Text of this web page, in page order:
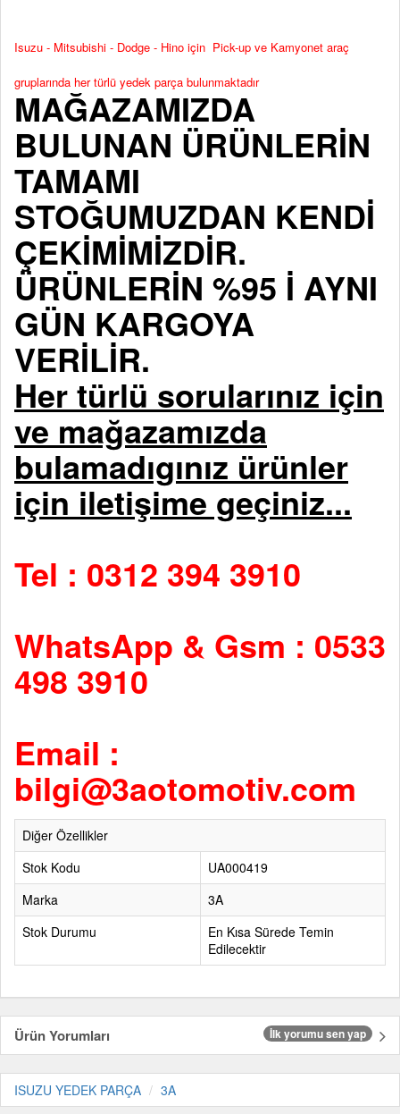
Isuzu - Mitsubishi - Dodge - Hino için Pick-up ve Kamyonet araç
gruplarında her türlü yedek parça bulunmaktadır
MAĞAZAMIZDA
BULUNAN ÜRÜNLERİN
TAMAMI
STOĞUMUZDAN KENDİ
ÇEKİMİMİZDİR.
ÜRÜNLERİN %95 İ AYNI
GÜN KARGOYA
VERİLİR.
Her türlü sorularınız için
ve mağazamızda
bulamadıgınız ürünler
için iletişime geçiniz...
Tel : 0312 394 3910
WhatsApp & Gsm : 0533
498 3910
Email :
bilgi@3aotomotiv.com
Diğer Özellikler
Stok Kodu
UA000419
Marka
3A
Stok Durumu
En Kısa Sürede Temin
Edilecektir
Ürün Yorumları İlk yorumu sen yap
ISUZU YEDEK PARÇA 3A